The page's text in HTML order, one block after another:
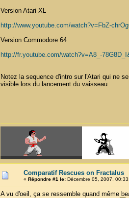
Version Atari XL
http://www.youtube.com/watch?v=FbZ-
Version Commodore 64
http://fr.youtube.com/watch?v=A8_-
Notez la sequence d'intro sur l'Atari qui ne
visible lors du lancement du vaisseau.
Comparatif Rescues on Fractalus
« Répondre #1 le:Décembre 05, 2007,
A vu d'oeil, ça se ressemble quand même